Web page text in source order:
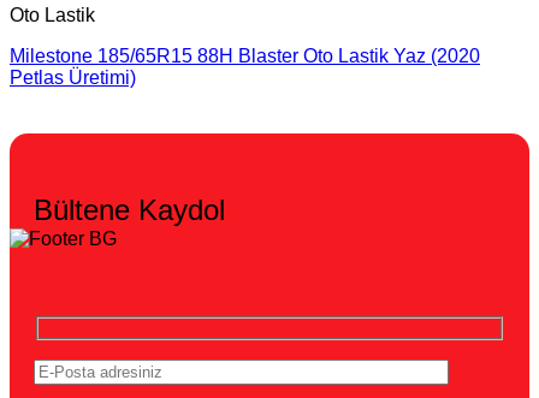
Oto Lastik
Milestone 185/65R15 88H Blaster Oto Lastik Yaz (2020
Petlas Üretimi)
Bültene Kaydol